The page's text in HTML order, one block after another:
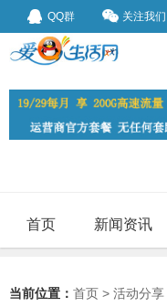
QQ群 关注我们
首页 新闻资讯
当前位置： 首页 > 活动分享